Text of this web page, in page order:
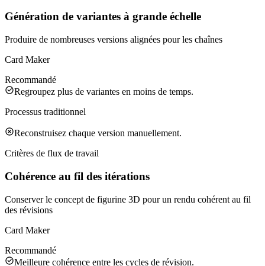
Génération de variantes à grande échelle
Produire de nombreuses versions alignées pour les chaînes
Card Maker
Recommandé
Regroupez plus de variantes en moins de temps.
Processus traditionnel
Reconstruisez chaque version manuellement.
Critères de flux de travail
Cohérence au fil des itérations
Conserver le concept de figurine 3D pour un rendu cohérent au fil
des révisions
Card Maker
Recommandé
Meilleure cohérence entre les cycles de révision.